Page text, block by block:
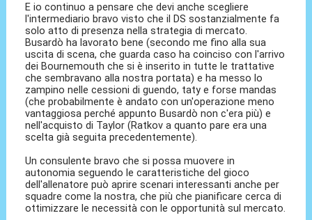
E io continuo a pensare che devi anche scegliere
l'intermediario bravo visto che il DS sostanzialmente fa
solo atto di presenza nella strategia di mercato.
Busardò ha lavorato bene (secondo me fino alla sua
uscita di scena, che guarda caso ha coinciso con l'arrivo
dei Bournemouth che si è inserito in tutte le trattative
che sembravano alla nostra portata) e ha messo lo
zampino nelle cessioni di guendo, taty e forse mandas
(che probabilmente è andato con un'operazione meno
vantaggiosa perché appunto Busardò non c'era più) e
nell'acquisto di Taylor (Ratkov a quanto pare era una
scelta già seguita precedentemente).
Un consulente bravo che si possa muovere in
autonomia seguendo le caratteristiche del gioco
dell'allenatore può aprire scenari interessanti anche per
squadre come la nostra, che più che pianificare cerca di
ottimizzare le necessità con le opportunità sul mercato.